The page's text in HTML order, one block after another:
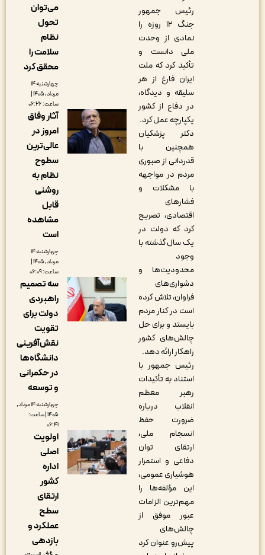
رئیس جمهور
جنگ ۱۲ روزه را
نمادی از وحدت
ملی دانست و
تأکید کرد که ملت
ایران فارغ از هر
سلیقه و دیدگاه،
در دفاع از کشور
یکپارچه عمل کرد.
دکتر پزشکیان
همچنین با
قدردانی از صبوری
مردم در مواجهه
با مشکلات و
فشارهای
اقتصادی، تصریح
کرد که دولت در
یک سال گذشته با
محدودیت‌ها و
دشواری‌های
فراوان، تلاش کرده
است در کنار مردم
بایستد و برای حل
چالش‌های کشور
راهکار ارائه دهد.
رئیس جمهور با
استناد به تأکیدات
رهبر معظم
انقلاب درباره
ضرورت حفظ
انسجام ملی،
ارتقای توان
دفاعی و استمرار
هوشیاری عمومی،
این مؤلفه‌ها را
مهم‌ترین الزامات
عبور موفق از
چالش‌های
پیش‌رو عنوان کرد
می‌توان
سلامت را
محقق کرد
چهارشنبه ۱۴
مرداد, ۱۴۰۵ |
آثار وفاق
امروز در
عالی‌ترین
نظام به
مشاهده
چهارشنبه ۱۴
مرداد, ۱۴۰۵ |
سه تصمیم
راهبردی
دولت برای
نقش‌آفرینی
دانشگاه‌ها
در حکمرانی
و توسعه
چهارشنبه ۱۴ مرداد,
۱۴۰۵ | ساعت:
اولویت
اصلی
اداره
عملکرد و
بازدهی